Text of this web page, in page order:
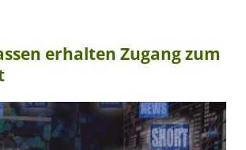
erhalten Zugang zum